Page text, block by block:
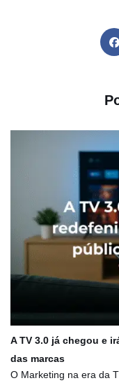
A TV 3.0 já chegou e
das marcas
O Marketing na era da